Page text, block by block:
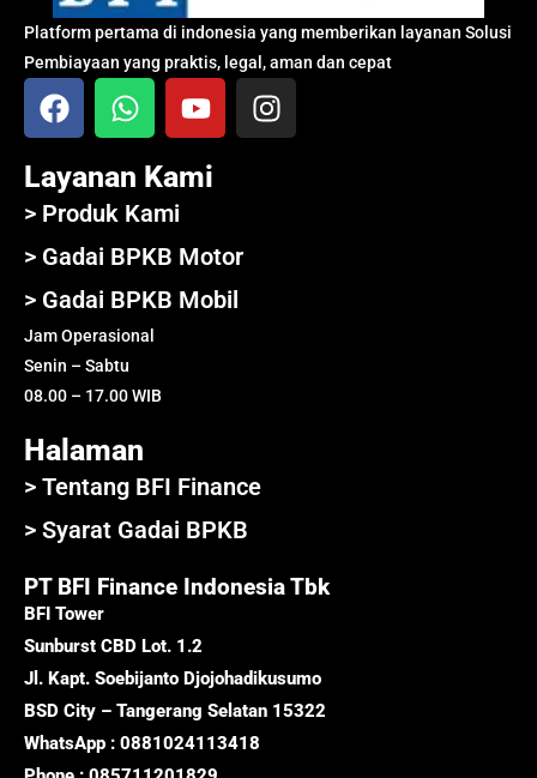
Platform pertama di indonesia yang memberikan layanan Solusi
Pembiayaan yang praktis, legal, aman dan cepat
Layanan Kami
> Produk Kami
> Gadai BPKB Motor
> Gadai BPKB Mobil
Jam Operasional
Senin – Sabtu
08.00 – 17.00 WIB
Halaman
> Tentang BFI Finance
> Syarat Gadai BPKB
PT BFI Finance Indonesia Tbk
BFI Tower
Sunburst CBD Lot. 1.2
Jl. Kapt. Soebijanto Djojohadikusumo
BSD City – Tangerang Selatan 15322
WhatsApp : 0881024113418